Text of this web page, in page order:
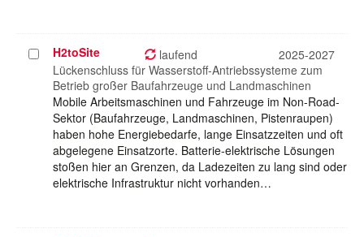
Projekt
auswählen
H2toSite laufend
2025-2027
Lückenschluss für Wasserstoff-Antriebssysteme zum
Betrieb großer Baufahrzeuge und Landmaschinen
Mobile Arbeitsmaschinen und Fahrzeuge im Non-Road-
Sektor (Baufahrzeuge, Landmaschinen, Pistenraupen)
haben hohe Energiebedarfe, lange Einsatzzeiten und oft
abgelegene Einsatzorte. Batterie-elektrische Lösungen
stoßen hier an Grenzen, da Ladezeiten zu lang sind oder
elektrische Infrastruktur nicht vorhanden…